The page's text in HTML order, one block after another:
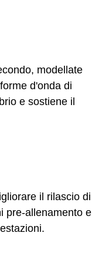
modellate
d'onda di
e sostiene il
il rilascio di
pre-allenamento e